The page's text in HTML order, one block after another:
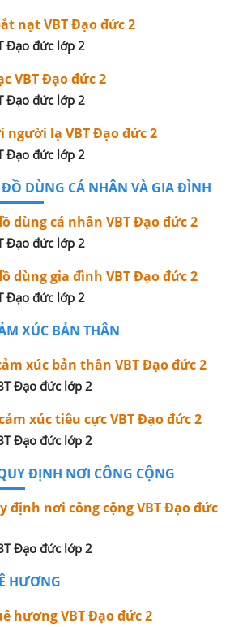
nạt VBT Đạo đức 2
Đạo đức lớp 2
VBT Đạo đức 2
Đạo đức lớp 2
người lạ VBT Đạo đức 2
Đạo đức lớp 2
DÙNG CÁ NHÂN VÀ GIA ĐÌNH
dùng cá nhân VBT Đạo đức 2
Đạo đức lớp 2
dùng gia đình VBT Đạo đức 2
Đạo đức lớp 2
XÚC BẢN THÂN
xúc bản thân VBT Đạo đức 2
Đạo đức lớp 2
xúc tiêu cực VBT Đạo đức 2
Đạo đức lớp 2
ĐỊNH NƠI CÔNG CỘNG
định nơi công cộng VBT Đạo đức
Đạo đức lớp 2
HƯƠNG
hương VBT Đạo đức 2